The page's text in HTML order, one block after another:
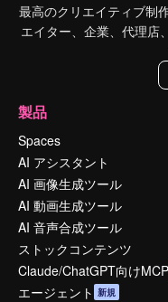
最高のクリエイティブ制
エイター、企業、代理店
製品
Spaces
AI アシスタント
AI 画像生成ツール
AI 動画生成ツール
AI 音声合成ツール
ストックコンテンツ
Claude/ChatGPT向けMCP
エージェント 新規